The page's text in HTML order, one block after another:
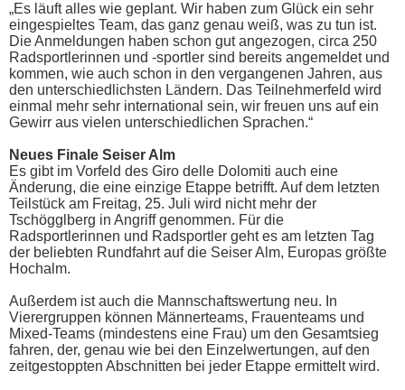
„Es läuft alles wie geplant. Wir haben zum Glück ein sehr
eingespieltes Team, das ganz genau weiß, was zu tun ist.
Die Anmeldungen haben schon gut angezogen, circa 250
Radsportlerinnen und -sportler sind bereits angemeldet und
kommen, wie auch schon in den vergangenen Jahren, aus
den unterschiedlichsten Ländern. Das Teilnehmerfeld wird
einmal mehr sehr international sein, wir freuen uns auf ein
Gewirr aus vielen unterschiedlichen Sprachen.“
Neues Finale Seiser Alm
Es gibt im Vorfeld des Giro delle Dolomiti auch eine
Änderung, die eine einzige Etappe betrifft. Auf dem letzten
Teilstück am Freitag, 25. Juli wird nicht mehr der
Tschögglberg in Angriff genommen. Für die
Radsportlerinnen und Radsportler geht es am letzten Tag
der beliebten Rundfahrt auf die Seiser Alm, Europas größte
Hochalm.
Außerdem ist auch die Mannschaftswertung neu. In
Vierergruppen können Männerteams, Frauenteams und
Mixed-Teams (mindestens eine Frau) um den Gesamtsieg
fahren, der, genau wie bei den Einzelwertungen, auf den
zeitgestoppten Abschnitten bei jeder Etappe ermittelt wird.